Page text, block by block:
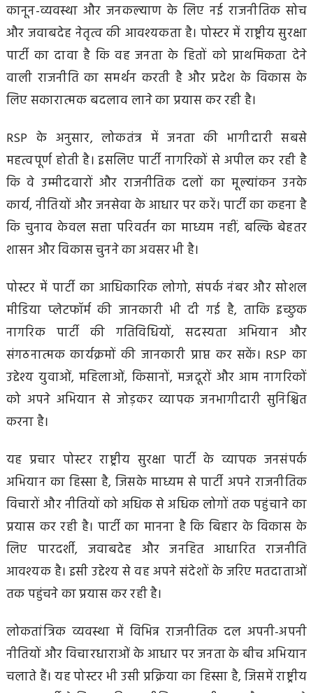
कानून-व्यवस्था और जनकल्याण के लिए नई राजनीतिक सोच
और जवाबदेह नेतृत्व की आवश्यकता है। पोस्टर में राष्ट्रीय सुरक्षा
पार्टी का दावा है कि वह जनता के हितों को प्राथमिकता देने
वाली राजनीति का समर्थन करती है और प्रदेश के विकास के
लिए सकारात्मक बदलाव लाने का प्रयास कर रही है।
RSP के अनुसार, लोकतंत्र में जनता की भागीदारी सबसे
महत्वपूर्ण होती है। इसलिए पार्टी नागरिकों से अपील कर रही है
कि वे उम्मीदवारों और राजनीतिक दलों का मूल्यांकन उनके
कार्य, नीतियों और जनसेवा के आधार पर करें। पार्टी का कहना है
कि चुनाव केवल सत्ता परिवर्तन का माध्यम नहीं, बल्कि बेहतर
शासन और विकास चुनने का अवसर भी है।
पोस्टर में पार्टी का आधिकारिक लोगो, संपर्क नंबर और सोशल
मीडिया प्लेटफॉर्म की जानकारी भी दी गई है, ताकि इच्छुक
नागरिक पार्टी की गतिविधियों, सदस्यता अभियान और
संगठनात्मक कार्यक्रमों की जानकारी प्राप्त कर सकें। RSP का
उद्देश्य युवाओं, महिलाओं, किसानों, मजदूरों और आम नागरिकों
को अपने अभियान से जोड़कर व्यापक जनभागीदारी सुनिश्चित
करना है।
यह प्रचार पोस्टर राष्ट्रीय सुरक्षा पार्टी के व्यापक जनसंपर्क
अभियान का हिस्सा है, जिसके माध्यम से पार्टी अपने राजनीतिक
विचारों और नीतियों को अधिक से अधिक लोगों तक पहुंचाने का
प्रयास कर रही है। पार्टी का मानना है कि बिहार के विकास के
लिए पारदर्शी, जवाबदेह और जनहित आधारित राजनीति
आवश्यक है। इसी उद्देश्य से वह अपने संदेशों के जरिए मतदाताओं
तक पहुंचने का प्रयास कर रही है।
लोकतांत्रिक व्यवस्था में विभिन्न राजनीतिक दल अपनी-अपनी
नीतियों और विचारधाराओं के आधार पर जनता के बीच अभियान
चलाते हैं। यह पोस्टर भी उसी प्रक्रिया का हिस्सा है, जिसमें राष्ट्रीय